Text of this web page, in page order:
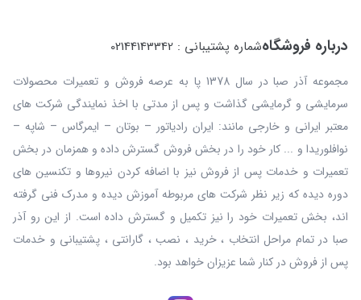
درباره فروشگاهشماره پشتیبانی : 02144143342
مجموعه آذر صبا در سال 1378 پا به عرصه فروش و تعمیرات محصولات
سرمایشی و گرمایشی گذاشت و پس از مدتی با اخذ نمایندگی شرکت های
معتبر ایرانی و خارجی مانند: ایران رادیاتور – بوتان – ایمرگاس – شاپه –
نوافلوریدا و ... کار خود را در بخش فروش گسترش داده و همزمان در بخش
تعمیرات و خدمات پس از فروش نیز با اضافه کردن نیروها و تکنسین های
دوره دیده که زیر نظر شرکت های مربوطه آموزش دیده و مدرک فنی گرفته
اند، بخش تعمیرات خود را نیز تکمیل و گسترش داده است. از این رو آذر
صبا در تمام مراحل انتخاب ، خرید ، نصب ، گارانتی ، پشتیبانی و خدمات
پس از فروش در کنار شما عزیزان خواهد بود.